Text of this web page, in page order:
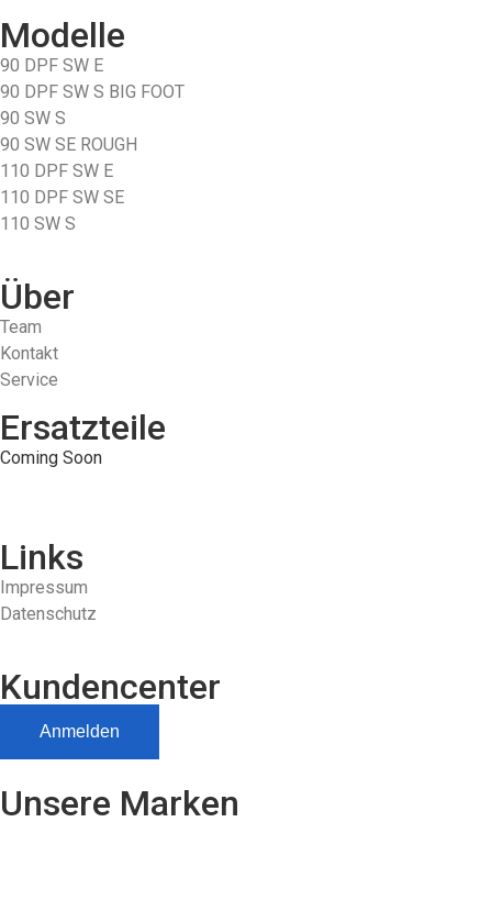
Modelle
90 DPF SW E
90 DPF SW S BIG FOOT
90 SW S
90 SW SE ROUGH
110 DPF SW E
110 DPF SW SE
110 SW S
Über
Team
Kontakt
Service
Ersatzteile
Coming Soon
Links
Impressum
Datenschutz
Kundencenter
Anmelden
Unsere Marken